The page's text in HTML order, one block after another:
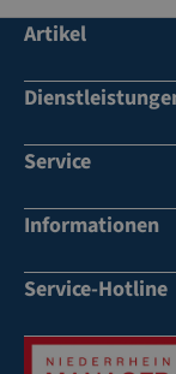
Artikel
Service
Informationen
Service-Hotline